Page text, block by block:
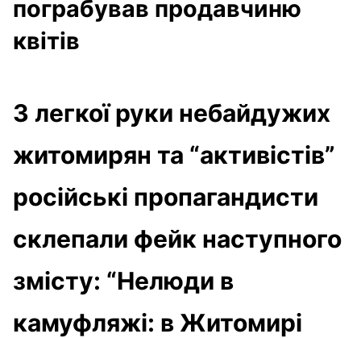
пограбував продавчиню
квітів
З легкої руки небайдужих
житомирян та “активістів”
російські пропагандисти
склепали фейк наступного
змісту: “Нелюди в
камуфляжі: в Житомирі